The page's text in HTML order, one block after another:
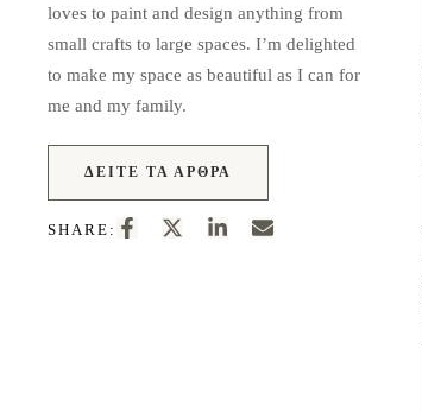
loves to paint and design anything from
small crafts to large spaces. I’m delighted
to make my space as beautiful as I can for
me and my family.
ΔΕΊΤΕ ΤΑ ΆΡΘΡΑ
SHARE: